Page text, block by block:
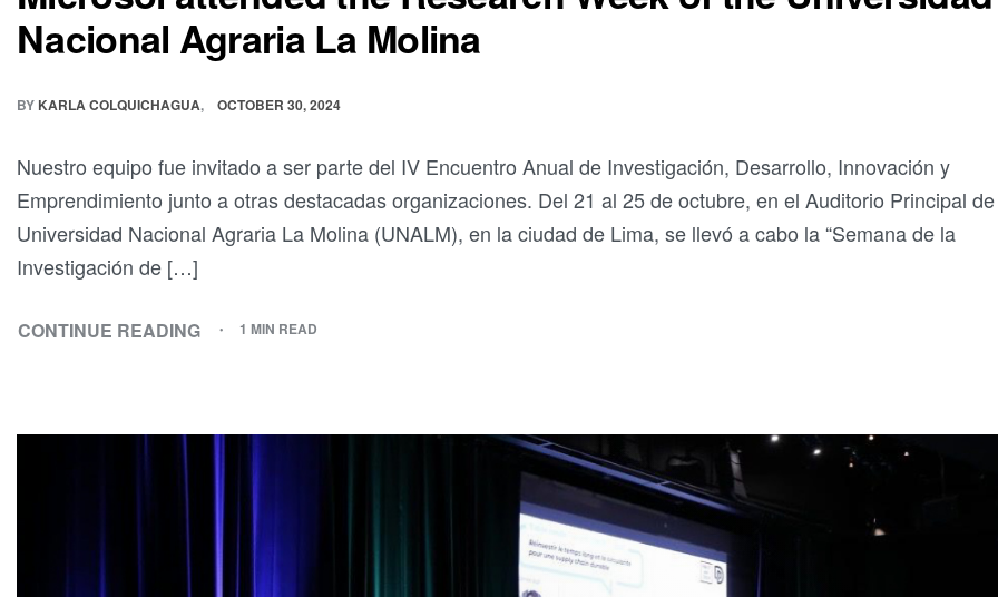
Nacional Agraria La Molina
BY KARLA COLQUICHAGUA OCTOBER 30, 2024
Nuestro equipo fue invitado a ser parte del IV Encuentro Anual de Investigación, Desarrollo, Innovación y
Emprendimiento junto a otras destacadas organizaciones. Del 21 al 25 de octubre, en el Auditorio Principal
Universidad Nacional Agraria La Molina (UNALM), en la ciudad de Lima, se llevó a cabo la “Semana de la
Investigación de […]
CONTINUE READING 1 MIN READ